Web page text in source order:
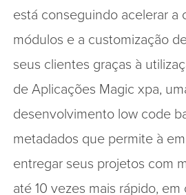
está conseguindo acelerar a
módulos e a customização
seus clientes graças à
de Aplicações Magic xpa,
desenvolvimento low code
metadados que permite à
entregar seus projetos com
até 10 vezes mais rápido,